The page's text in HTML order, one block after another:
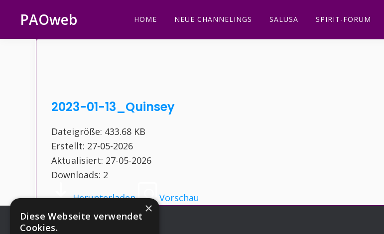
Hauptnavigation
springen
Inhalt
springen
Seitenspalte
springen
Fußzeile
springen
PAOweb HOME NEUE CHANNELINGS SALUSA SPIRIT-FORUM
2023-01-13_Quinsey
Dateigröße: 433.68 KB
Erstellt: 27-05-2026
Aktualisiert: 27-05-2026
Downloads: 2
Herunterladen
Vorschau
×
Diese Webseite verwendet
Cookies.